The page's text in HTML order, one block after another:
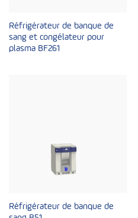
Réfrigérateur de banque de
sang et congélateur pour
plasma BF261
Réfrigérateur de banque de